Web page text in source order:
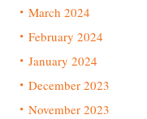
March 2024
February 2024
January 2024
December 2023
November 2023